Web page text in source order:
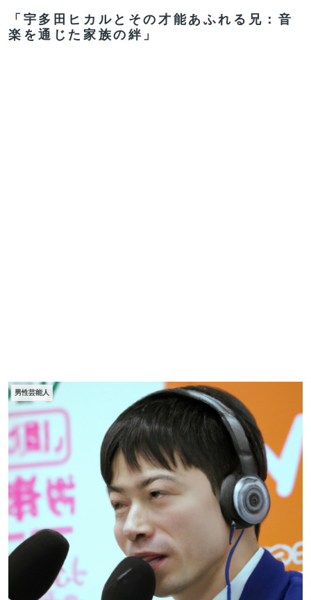
「宇多田ヒカルとその才能あふれる兄：音
楽を通じた家族の絆」
男性芸能人